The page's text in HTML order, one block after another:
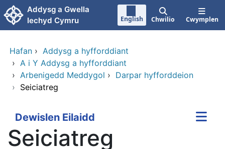
Neidio i'r prif gynnwy
Addysg a Gwella
Iechyd Cymru
English Chwilio Cwymplen
Hafan › Addysg a hyfforddiant
› A i Y Addysg a hyfforddiant
› Arbenigedd Meddygol › Darpar hyfforddeion
› Seiciatreg
Dewislen Eilaidd
Seiciatreg